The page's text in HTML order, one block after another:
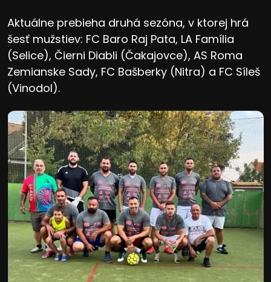
Aktuálne prebieha druhá sezóna, v ktorej hrá
šesť mužstiev: FC Baro Raj Pata, LA Família
(Selice), Čierni Diabli (Čakajovce), AS Roma
Zemianske Sady, FC Bašberky (Nitra) a FC Síleš
(Vinodol).